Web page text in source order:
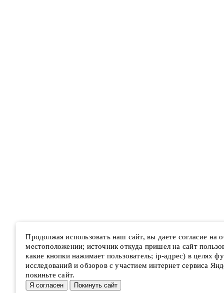
Продолжая использовать наш сайт, вы даете согласие на
местоположении; источник откуда пришел на сайт
какие кнопки нажимает пользователь; ip-адрес) в целях
исследований и обзоров с участием интернет сервиса
покиньте сайт.
Я согласен Покинуть сайт